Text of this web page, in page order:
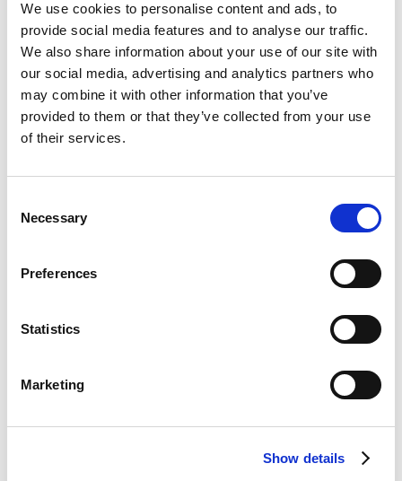
We use cookies to personalise content and ads, to
provide social media features and to analyse our traffic.
We also share information about your use of our site with
our social media, advertising and analytics partners who
may combine it with other information that you’ve
provided to them or that they’ve collected from your use
of their services.
Selection
Necessary
Preferences
Statistics
Marketing
Show details
Wenn Ihrer OCR-Lizenz unerwartet die OCR-Seiten
ausgehen, kann dies zu Verzögerungen und
Frustration führen, da Sie die Verwendung praktisch
selbst manuell nachverfolgen müssen, um plötzliche
Unterbrechungen bei der Verarbeitung von Belegen
zu vermeiden. Indem Continia Document Capture Sie
verbleibenden OCR-Seiten informiert, können Sie den
Maßnahmen ergreifen, bevor die Seiten aufgebraucht
und Unterbrechungen Ihrer Arbeitsabläufe
Details zur Funktion
Mit der neuen Benachrichtigungsfunktion kann
benachrichtigen, wenn Sie Ihr monatliches Kontingent
an OCR-Seiten erreichen. Sie können leicht